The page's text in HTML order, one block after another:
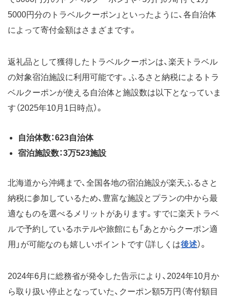
5000円分のトラベルクーポン」といったように、各自治体
によって寄付金額はさまざまです。
返礼品として獲得したトラベルクーポンは、楽天トラベル
の対象宿泊施設に利用可能です。ふるさと納税によるトラ
ベルクーポンが使える自治体と施設数は以下となっていま
す（2025年10月1日時点）。
自治体数：623自治体
宿泊施設数：3万523施設
北海道から沖縄まで、全国各地の宿泊施設が楽天ふるさと
納税に参加しているため、豊富な施設とプランの中から最
適なものを選べるメリットがあります。すでに楽天トラベ
ルで予約しているホテルや旅館にも「あとからクーポン適
用」が可能なのも嬉しいポイントです（詳しくは後述）。
2024年6月に総務省が発令した告示により、2024年10月か
ら取り扱い停止となっていた、クーポン額5万円（寄付額目